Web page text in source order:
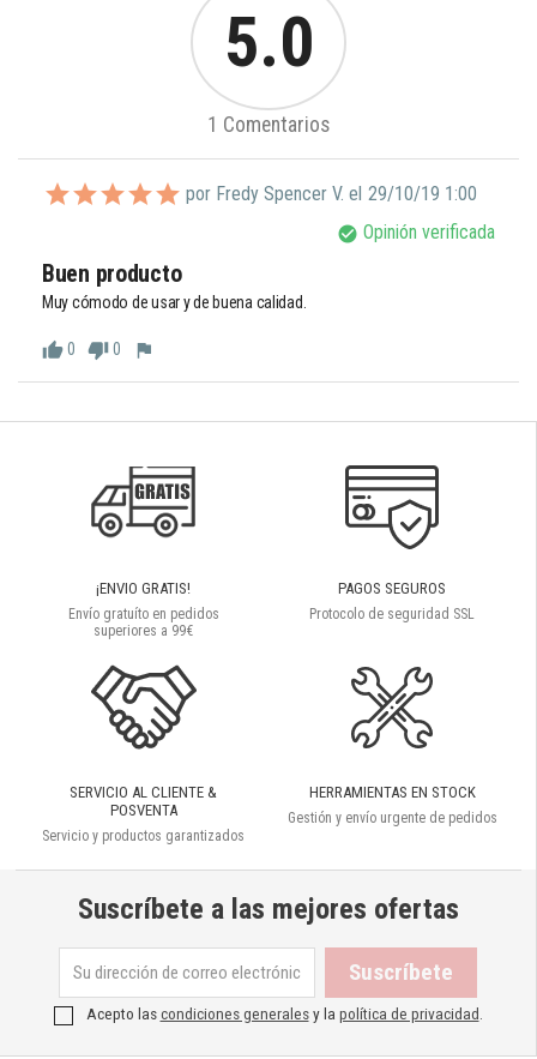
5.0
1 Comentarios
por Fredy Spencer V. el 29/10/19 1:00
check_circle Opinión verificada
Buen producto
Muy cómodo de usar y de buena calidad.
thumb_up0 thumb_down0 flag
¡ENVIO GRATIS!
Envío gratuíto en pedidos
superiores a 99€
PAGOS SEGUROS
Protocolo de seguridad SSL
SERVICIO AL CLIENTE &
POSVENTA
Servicio y productos garantizados
HERRAMIENTAS EN STOCK
Gestión y envío urgente de pedidos
Suscríbete a las mejores ofertas
Acepto lascondiciones generalesy la política de privacidad